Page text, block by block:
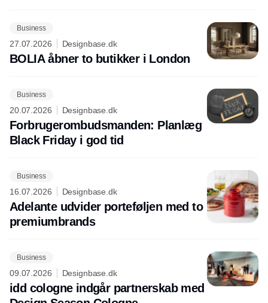
Business
27.07.2026 Designbase.dk
BOLIA åbner to butikker i London
Business
20.07.2026 Designbase.dk
Forbrugerombudsmanden: Planlæg
Black Friday i god tid
Business
16.07.2026 Designbase.dk
Adelante udvider porteføljen med to
premiumbrands
Business
09.07.2026 Designbase.dk
idd cologne indgår partnerskab med